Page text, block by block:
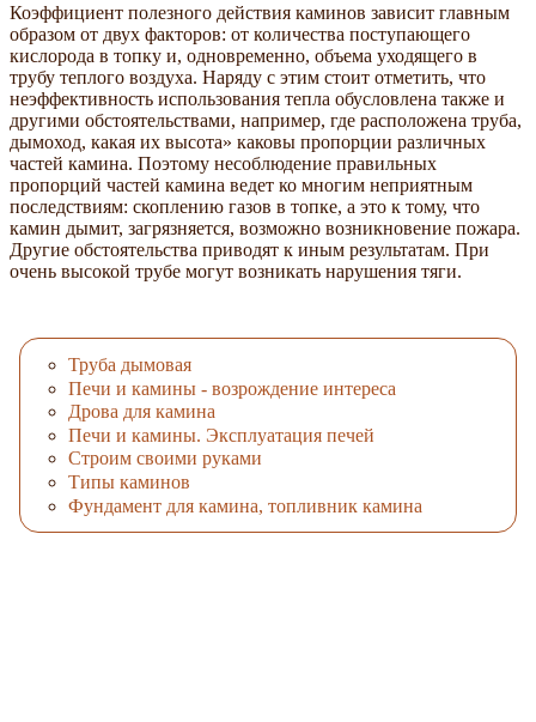
Коэффициент полезного действия каминов зависит главным
образом от двух факторов: от количества поступающего
кислорода в топку и, одновременно, объема уходящего в
трубу теплого воздуха. Наряду с этим стоит отметить, что
неэффективность использования тепла обусловлена также и
другими обстоятельствами, например, где расположена труба,
дымоход, какая их высота» каковы пропорции различных
частей камина. Поэтому несоблюдение правильных
пропорций частей камина ведет ко многим неприятным
последствиям: скоплению газов в топке, а это к тому, что
камин дымит, загрязняется, возможно возникновение пожара.
Другие обстоятельства приводят к иным результатам. При
очень высокой трубе могут возникать нарушения тяги.
Труба дымовая
Печи и камины - возрождение интереса
Дрова для камина
Печи и камины. Эксплуатация печей
Строим своими руками
Типы каминов
Фундамент для камина, топливник камина